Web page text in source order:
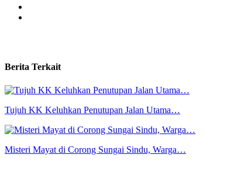
Berita Terkait
Tujuh KK Keluhkan Penutupan Jalan Utama…
Misteri Mayat di Corong Sungai Sindu, Warga…